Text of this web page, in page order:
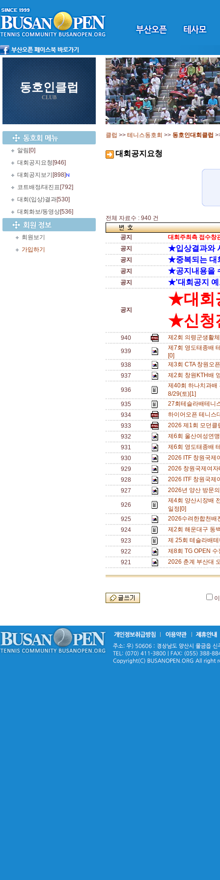
동호인클럽
CLUB
알림 [0]
대회공지요청 [946]
대회공지보기 [898]
코트배정/대진표 [792]
대회(입상)결과[530]
대회화보/동영상[536]
회원보기
가입하기
클럽 >> 테니스동호회 >> 동호인대회클럽
대회공지요청
전체 자료수 : 940 건
공지
대회주최측 접수창
공지
★입상결과와
공지 ★중복되는 대
공지 ★공지내용을
공지 ★'대회공지 예
공지
★대회
★신청
940
제2회 의령군생활
939
제7회 영도태종배
[0]
938
제3회 CTA 창원오
937
제2회 창원KTH배
936
제40회 하나치과배
8/29(토)[1]
935
27회테슬라배테니
934
하이어오픈 테니스
933
2026 제1회 모던
932
제6회 울산여성연
931
제6회 영도태종배
930
2026 ITF 창원국제
929
2026 창원국제여
928
2026 ITF 창원국제
927
2026년 양산 방문
926
제4회 양산시장배
일정[0]
925
2026수려한합천배
924
제2회 해운대구 동
923
제 25회 테슬라배
922
제8회 TG OPEN
921
2026 춘계 부산대